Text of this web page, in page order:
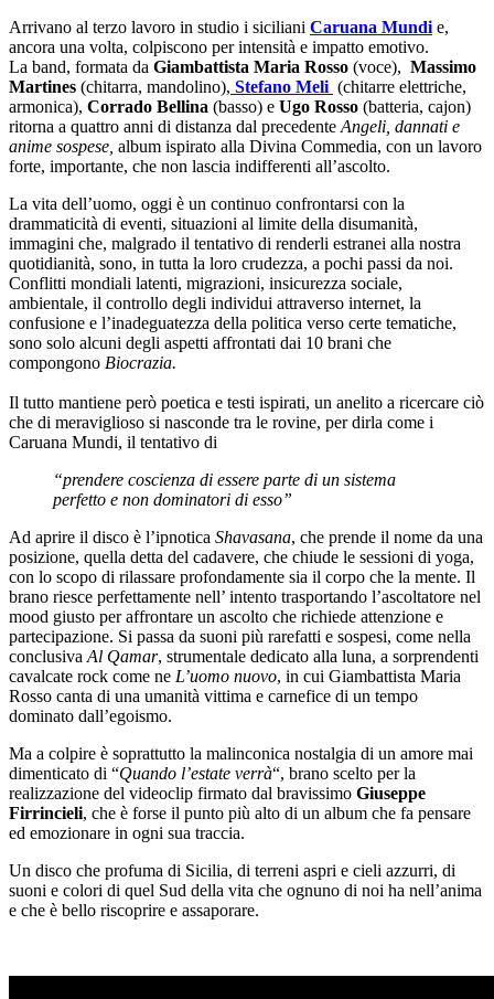
Arrivano al terzo lavoro in studio i siciliani Caruana Mundi e,
ancora una volta, colpiscono per intensità e impatto emotivo.
La band, formata da Giambattista Maria Rosso (voce), Massimo
Martines (chitarra, mandolino), Stefano Meli (chitarre elettriche,
armonica), Corrado Bellina (basso) e Ugo Rosso (batteria, cajon)
ritorna a quattro anni di distanza dal precedente Angeli, dannati e
anime sospese, album ispirato alla Divina Commedia, con un lavoro
forte, importante, che non lascia indifferenti all’ascolto.
La vita dell’uomo, oggi è un continuo confrontarsi con la
drammaticità di eventi, situazioni al limite della disumanità,
immagini che, malgrado il tentativo di renderli estranei alla nostra
quotidianità, sono, in tutta la loro crudezza, a pochi passi da noi.
Conflitti mondiali latenti, migrazioni, insicurezza sociale,
ambientale, il controllo degli individui attraverso internet, la
confusione e l’inadeguatezza della politica verso certe tematiche,
sono solo alcuni degli aspetti affrontati dai 10 brani che
compongono Biocrazia.
Il tutto mantiene però poetica e testi ispirati, un anelito a ricercare ciò
che di meraviglioso si nasconde tra le rovine, per dirla come i
Caruana Mundi, il tentativo di
“prendere coscienza di essere parte di un sistema
perfetto e non dominatori di esso”
Ad aprire il disco è l’ipnotica Shavasana, che prende il nome da una
posizione, quella detta del cadavere, che chiude le sessioni di yoga,
con lo scopo di rilassare profondamente sia il corpo che la mente. Il
brano riesce perfettamente nell’ intento trasportando l’ascoltatore nel
mood giusto per affrontare un ascolto che richiede attenzione e
partecipazione. Si passa da suoni più rarefatti e sospesi, come nella
conclusiva Al Qamar, strumentale dedicato alla luna, a sorprendenti
cavalcate rock come ne L’uomo nuovo, in cui Giambattista Maria
Rosso canta di una umanità vittima e carnefice di un tempo
dominato dall’egoismo.
Ma a colpire è soprattutto la malinconica nostalgia di un amore mai
dimenticato di “Quando l’estate verrà“, brano scelto per la
realizzazione del videoclip firmato dal bravissimo Giuseppe
Firrincieli, che è forse il punto più alto di un album che fa pensare
ed emozionare in ogni sua traccia.
Un disco che profuma di Sicilia, di terreni aspri e cieli azzurri, di
suoni e colori di quel Sud della vita che ognuno di noi ha nell’anima
e che è bello riscoprire e assaporare.